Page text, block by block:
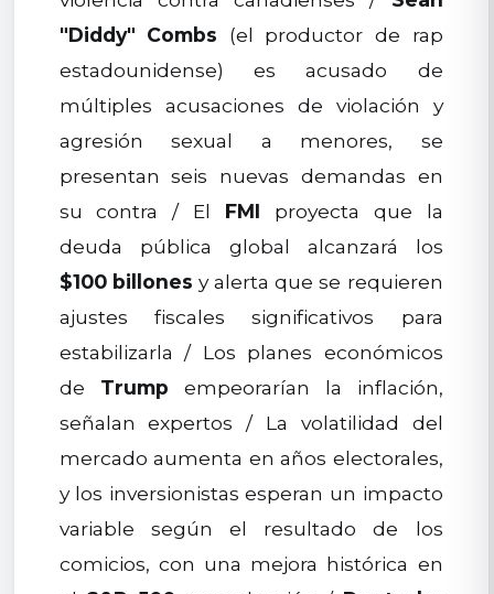
"Diddy" Combs (el productor de rap
estadounidense) es acusado de
múltiples acusaciones de violación y
agresión sexual a menores, se
presentan seis nuevas demandas en
su contra / El FMI proyecta que la
deuda pública global alcanzará los
$100 billones y alerta que se requieren
ajustes fiscales significativos para
estabilizarla / Los planes económicos
de Trump empeorarían la inflación,
señalan expertos / La volatilidad del
mercado aumenta en años electorales,
y los inversionistas esperan un impacto
variable según el resultado de los
comicios, con una mejora histórica en